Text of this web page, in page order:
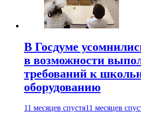
В Госдуме
в возможности
требований к
оборудованию
11 месяцев спустя11 месяцев